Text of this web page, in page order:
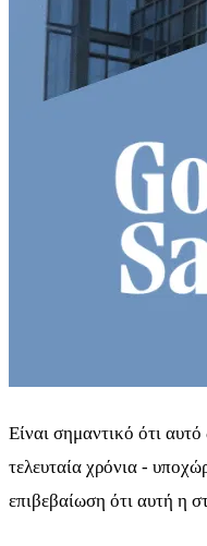
Είναι σημαντικό ότι
τελευταία χρόνια -
επιβεβαίωση ότι αυτή η